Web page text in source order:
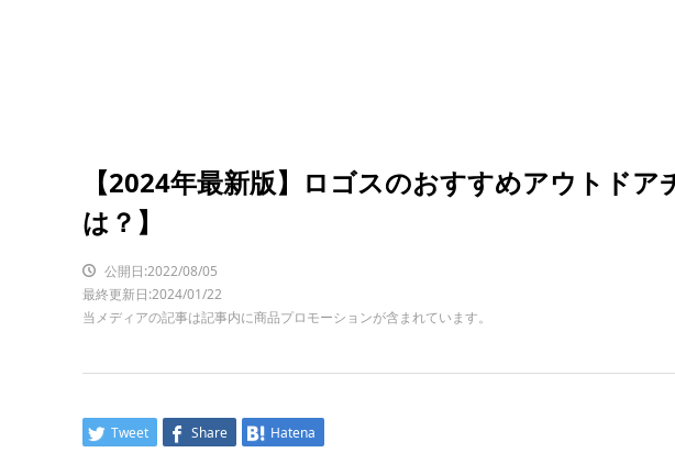
【2024年最新版】ロゴスのおすすめアウトド
は？】
公開日:2022/08/05
最終更新日:2024/01/22
当メディアの記事は記事内に商品プロモーションが含まれています。
Tweet Share Hatena